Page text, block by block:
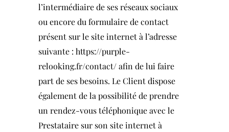
l’intermédiaire de ses réseaux sociaux
ou encore du formulaire de contact
présent sur le site internet à l’adresse
suivante : https://purple-
relooking.fr/contact/afin de lui faire
part de ses besoins. Le Client dispose
également de la possibilité de prendre
un rendez-vous téléphonique avec le
Prestataire sur son site internet à